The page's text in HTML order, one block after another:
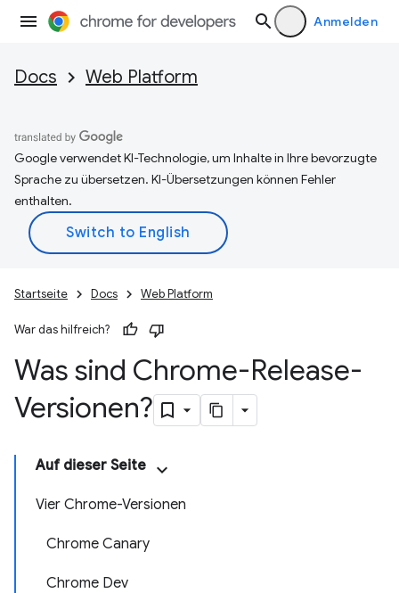
Anmelden
Docs Web Platform
Google verwendet KI-Technologie, um Inhalte in Ihre bevorzugte
Sprache zu übersetzen. KI-Übersetzungen können Fehler
enthalten.
Startseite Docs Web Platform
War das hilfreich?
Was sind Chrome-Release-
Versionen?
Auf dieser Seite
Vier Chrome-Versionen
Chrome Canary
Chrome Dev